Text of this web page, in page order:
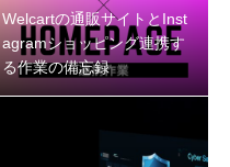
Welcartの通販サイトとInst
agramショッピング連携す
る作業の備忘録